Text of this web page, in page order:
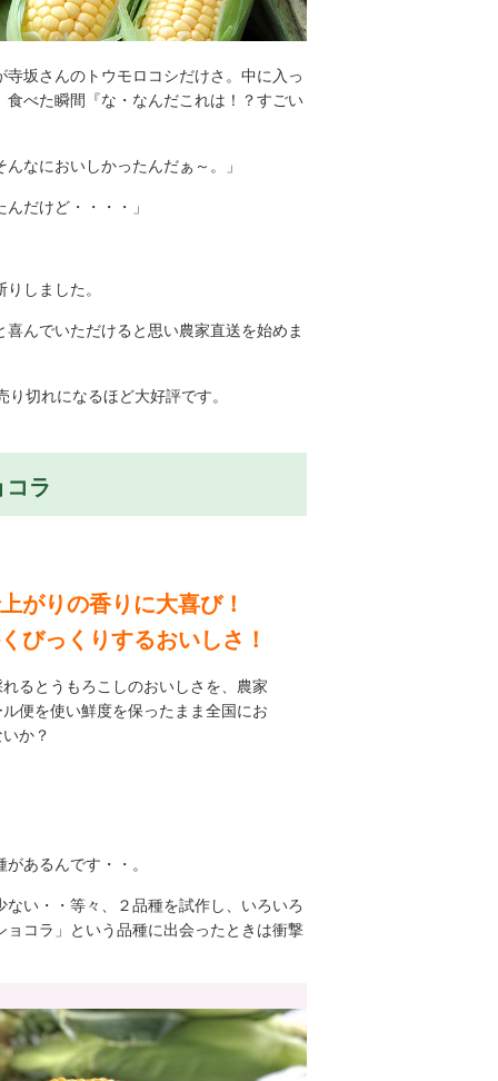
坂さんのトウモロコシだけさ。中に入っ
べた瞬間『な・なんだこれは！？すごい
なにおいしかったんだぁ～。」
だけど・・・・」
しました。
んでいただけると思い農家直送を始めま
切れになるほど大好評です。
ラ
がりの香りに大喜び！
びっくりするおいしさ！
るとうもろこしのおいしさを、農家
便を使い鮮度を保ったまま全国にお
か？
あるんです・・。
い・・等々、２品種を試作し、いろいろ
コラ」という品種に出会ったときは衝撃